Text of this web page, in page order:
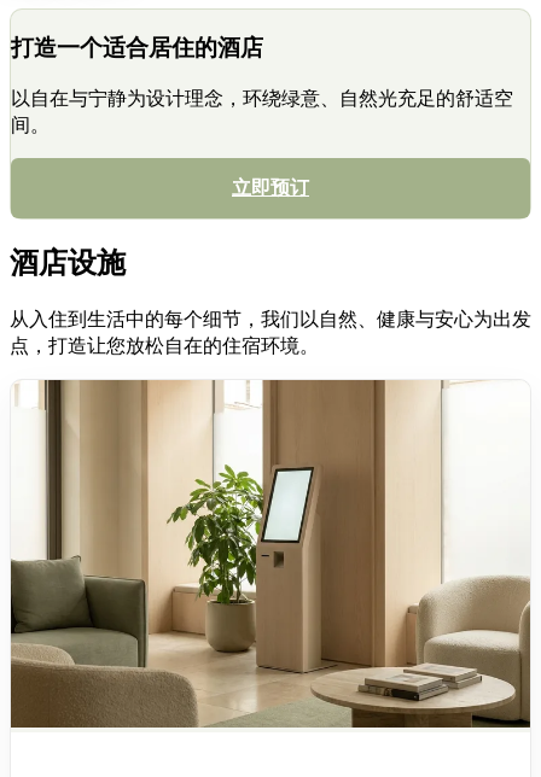
打造一个适合居住的酒店
以自在与宁静为设计理念，环绕绿意、自然光充足的舒适空
间。
立即预订
酒店设施
从入住到生活中的每个细节，我们以自然、健康与安心为出发
点，打造让您放松自在的住宿环境。